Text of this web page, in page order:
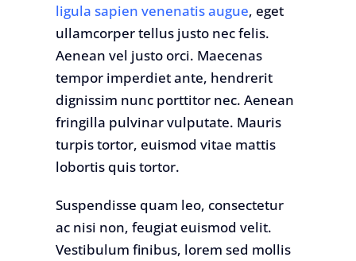
ligula sapien venenatis augue, eget
ullamcorper tellus justo nec felis.
Aenean vel justo orci. Maecenas
tempor imperdiet ante, hendrerit
dignissim nunc porttitor nec. Aenean
fringilla pulvinar vulputate. Mauris
turpis tortor, euismod vitae mattis
lobortis quis tortor.
Suspendisse quam leo, consectetur
ac nisi non, feugiat euismod velit.
Vestibulum finibus, lorem sed mollis